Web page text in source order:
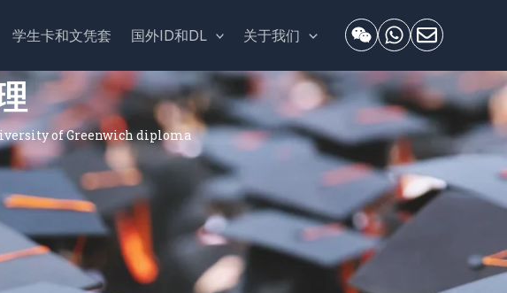
学生卡和文凭套 国外ID和DL 关于我们
of Greenwich diploma